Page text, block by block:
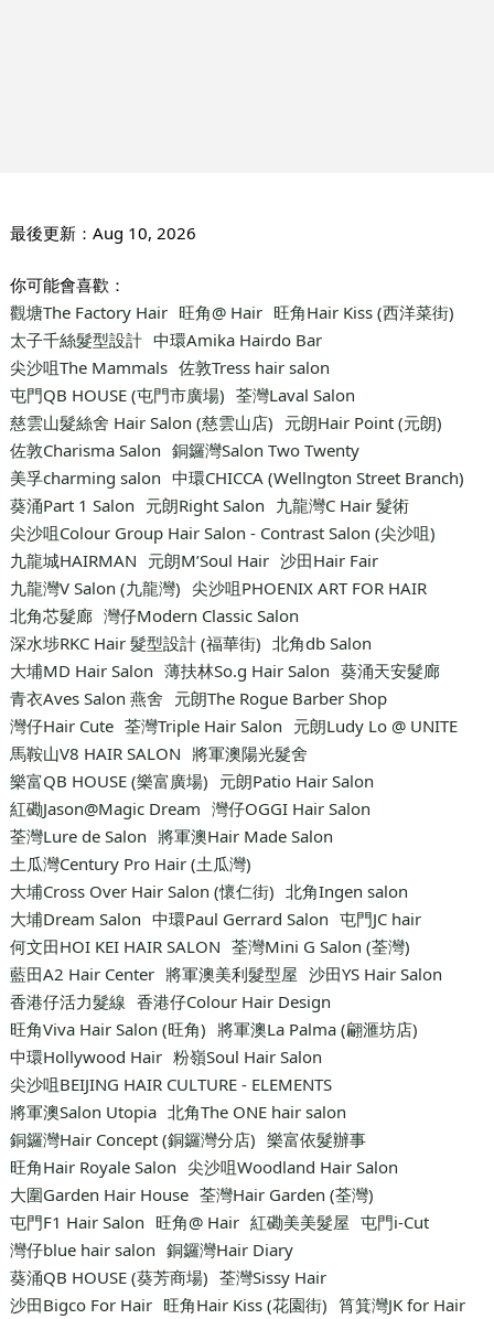
最後更新： Aug 10, 2026
你可能會喜歡：
觀塘The Factory Hair 旺角@ Hair 旺角Hair Kiss (西洋菜街)
太子千絲髮型設計 中環Amika Hairdo Bar
尖沙咀The Mammals 佐敦Tress hair salon
屯門QB HOUSE (屯門市廣場) 荃灣Laval Salon
慈雲山髮絲舍 Hair Salon (慈雲山店) 元朗Hair Point (元朗)
佐敦Charisma Salon 銅鑼灣Salon Two Twenty
美孚charming salon 中環CHICCA (Wellngton Street Branch)
葵涌Part 1 Salon 元朗Right Salon 九龍灣C Hair 髮術
尖沙咀Colour Group Hair Salon - Contrast Salon (尖沙咀)
九龍城HAIRMAN 元朗M’Soul Hair 沙田Hair Fair
九龍灣V Salon (九龍灣) 尖沙咀PHOENIX ART FOR HAIR
北角芯髮廊 灣仔Modern Classic Salon
深水埗RKC Hair 髮型設計 (福華街) 北角db Salon
大埔MD Hair Salon 薄扶林So.g Hair Salon 葵涌天安髮廊
青衣Aves Salon 燕舍 元朗The Rogue Barber Shop
灣仔Hair Cute 荃灣Triple Hair Salon 元朗Ludy Lo @ UNITE
馬鞍山V8 HAIR SALON 將軍澳陽光髮舍
樂富QB HOUSE (樂富廣場) 元朗Patio Hair Salon
紅磡Jason@Magic Dream 灣仔OGGI Hair Salon
荃灣Lure de Salon 將軍澳Hair Made Salon
土瓜灣Century Pro Hair (土瓜灣)
大埔Cross Over Hair Salon (懷仁街) 北角Ingen salon
大埔Dream Salon 中環Paul Gerrard Salon 屯門JC hair
何文田HOI KEI HAIR SALON 荃灣Mini G Salon (荃灣)
藍田A2 Hair Center 將軍澳美利髮型屋 沙田YS Hair Salon
香港仔活力髮線 香港仔Colour Hair Design
旺角Viva Hair Salon (旺角) 將軍澳La Palma (翩滙坊店)
中環Hollywood Hair 粉嶺Soul Hair Salon
尖沙咀BEIJING HAIR CULTURE - ELEMENTS
將軍澳Salon Utopia 北角The ONE hair salon
銅鑼灣Hair Concept (銅鑼灣分店) 樂富依髮辦事
旺角Hair Royale Salon 尖沙咀Woodland Hair Salon
大圍Garden Hair House 荃灣Hair Garden (荃灣)
屯門F1 Hair Salon 旺角@ Hair 紅磡美美髮屋 屯門i-Cut
灣仔blue hair salon 銅鑼灣Hair Diary
葵涌QB HOUSE (葵芳商場) 荃灣Sissy Hair
沙田Bigco For Hair 旺角Hair Kiss (花園街) 筲箕灣JK for Hair